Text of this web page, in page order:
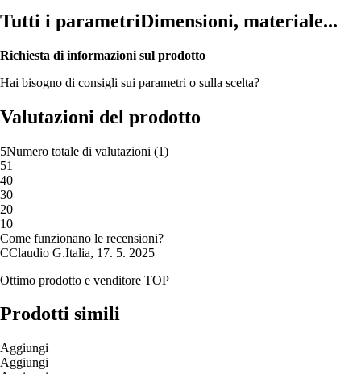
Tutti i parametriDimensioni, materiale...
Richiesta di informazioni sul prodotto
Hai bisogno di consigli sui parametri o sulla scelta?
Valutazioni del prodotto
5Numero totale di valutazioni (1)
51
40
30
20
10
Come funzionano le recensioni?
CClaudio G.Italia, 17. 5. 2025
Ottimo prodotto e venditore TOP
Prodotti simili
Aggiungi
Aggiungi